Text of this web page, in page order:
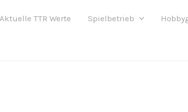
Aktuelle TTR Werte Spielbetrieb